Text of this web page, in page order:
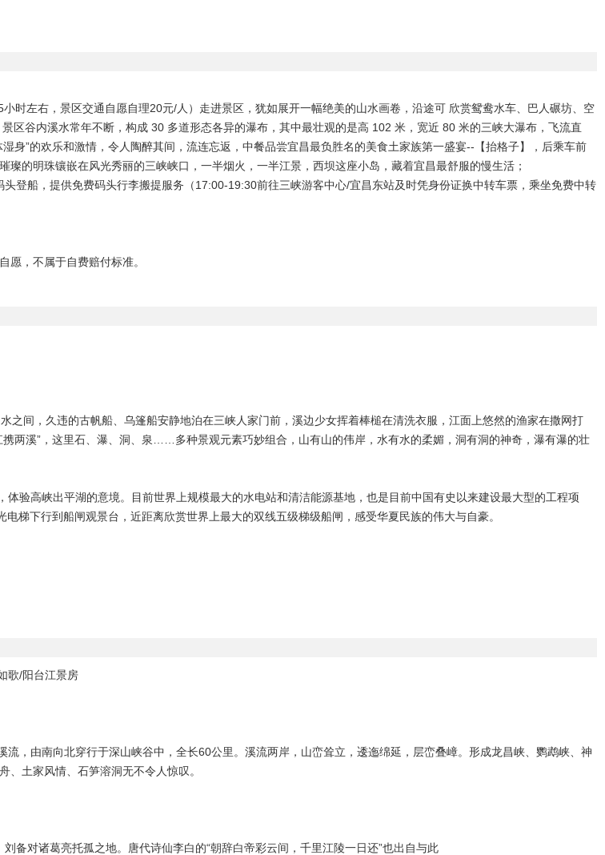
左右，景区交通自愿自理20元/人）走进景区，犹如展开一幅绝美的山水画卷，沿途可 欣赏鸳鸯水车、巴人碾坊、空
区谷内溪水常年不断，构成 30 多道形态各异的瀑布，其中最壮观的是高 102 米，宽近 80 米的三峡大瀑布，飞流直
身”的欢乐和激情，令人陶醉其间，流连忘返，中餐品尝宜昌最负胜名的美食土家族第一盛宴--【抬格子】，后乘车前
的明珠镶嵌在风光秀丽的三峡峡口，一半烟火，一半江景，西坝这座小岛，藏着宜昌最舒服的慢生活；
登船，提供免费码头行李搬提服务（17:00-19:30前往三峡游客中心/宜昌东站及时凭身份证换中转车票，乘坐免费中转
愿，不属于自费赔付标准。
间，久违的古帆船、乌篷船安静地泊在三峡人家门前，溪边少女挥着棒槌在清洗衣服，江面上悠然的渔家在撒网打
两溪”，这里石、瀑、洞、泉……多种景观元素巧妙组合，山有山的伟岸，水有水的柔媚，洞有洞的神奇，瀑有瀑的壮
验高峡出平湖的意境。目前世界上规模最大的水电站和清洁能源基地，也是目前中国有史以来建设最大型的工程项
梯下行到船闸观景台，近距离欣赏世界上最大的双线五级梯级船闸，感受华夏民族的伟大与自豪。
歌/阳台江景房
，由南向北穿行于深山峡谷中，全长60公里。溪流两岸，山峦耸立，逶迤绵延，层峦叠嶂。形成龙昌峡、鹦鹉峡、神
土家风情、石笋溶洞无不令人惊叹。
备对诸葛亮托孤之地。唐代诗仙李白的“朝辞白帝彩云间，千里江陵一日还”也出自与此